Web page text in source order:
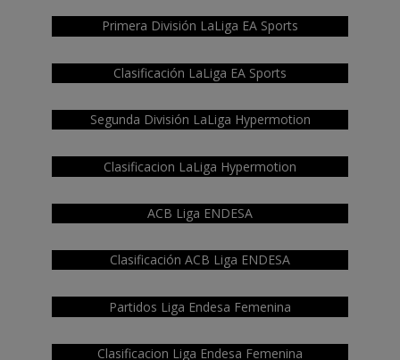
Primera División LaLiga EA Sports
Clasificación LaLiga EA Sports
Segunda División LaLiga Hypermotion
Clasificacion LaLiga Hypermotion
ACB Liga ENDESA
Clasificación ACB Liga ENDESA
Partidos Liga Endesa Femenina
Clasificacion Liga Endesa Femenina